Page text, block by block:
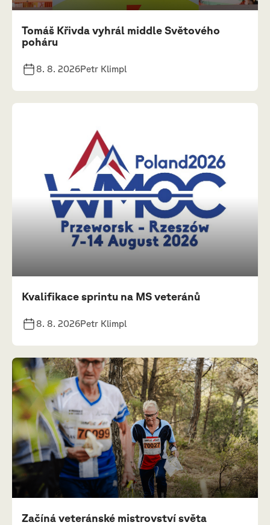
Tomáš Křivda vyhrál middle Světového
poháru
8. 8. 2026Petr Klimpl
Kvalifikace sprintu na MS veteránů
8. 8. 2026Petr Klimpl
Začíná veteránské mistrovství světa